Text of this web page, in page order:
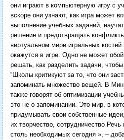
они играют в компьютерную игру с
вскоре они узнают, как игра может
выполнение учебных заданий,
решение и предотвращать
виртуальном мире игральных костей
окажутся в игре. Одно не может
решать, как разделить задачи,
“Школы критикуют за то, что они
запоминать множество вещей. В
также говорят об оптимизации
это не о запоминании. Это мир, в
придумывать свои собственные
их творчество, сотрудничество
столь необходимых сегодня », –